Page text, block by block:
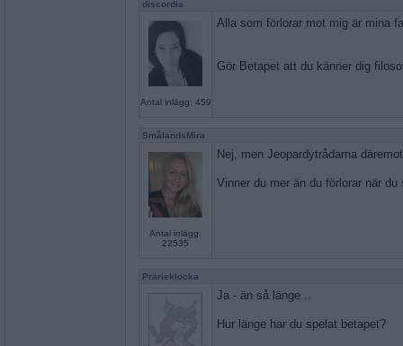
discordia
Antal inlägg: 459
Alla som förlorar mot mig är mina
Gör Betapet att du känner dig
SmålandsMira
Antal inlägg:
22535
Nej, men Jeopardytrådarna
Vinner du mer än du förlorar när du
Prärieklocka
Ja - än så länge...
Hur länge har du spelat betapet?